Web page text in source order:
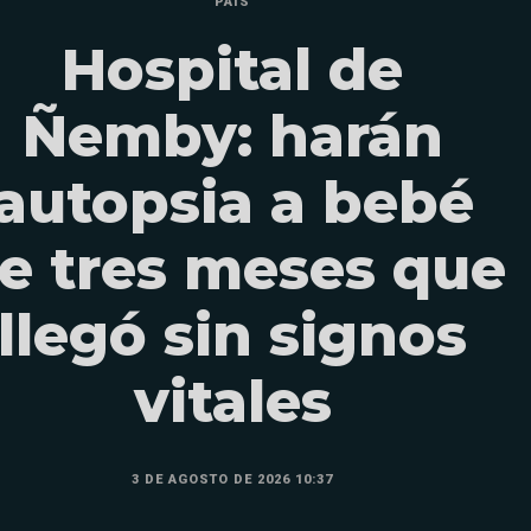
Hospital de
Ñemby: harán
a bebé
tres meses que
sin signos
vitales
3 DE AGOSTO DE 2026 10:37